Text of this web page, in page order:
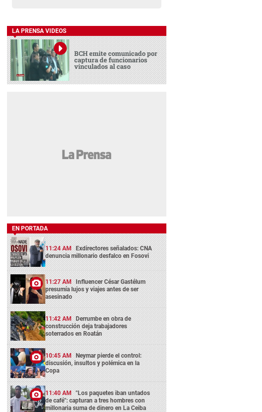
LA PRENSA VIDEOS
BCH emite comunicado por
captura de funcionarios
vinculados al caso
EN PORTADA
11:24 AM Exdirectores señalados: CNA
denuncia millonario desfalco en Fosovi
11:27 AM Influencer César Gastélum
presumía lujos y viajes antes de ser
asesinado
11:42 AM Derrumbe en obra de
construcción deja trabajadores
soterrados en Roatán
10:45 AM Neymar pierde el control:
discusión, insultos y polémica en la
Copa
11:40 AM "Los paquetes iban untados
de café": capturan a tres hombres con
millonaria suma de dinero en La Ceiba